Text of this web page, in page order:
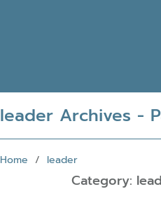
leader Archives -
Home / leader
Category: